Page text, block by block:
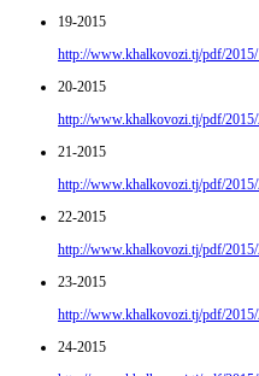
19-2015
http://www.khalkovozi.tj/pdf/
20-2015
http://www.khalkovozi.tj/pdf/
21-2015
http://www.khalkovozi.tj/pdf/
22-2015
http://www.khalkovozi.tj/pdf/
23-2015
http://www.khalkovozi.tj/pdf/
24-2015